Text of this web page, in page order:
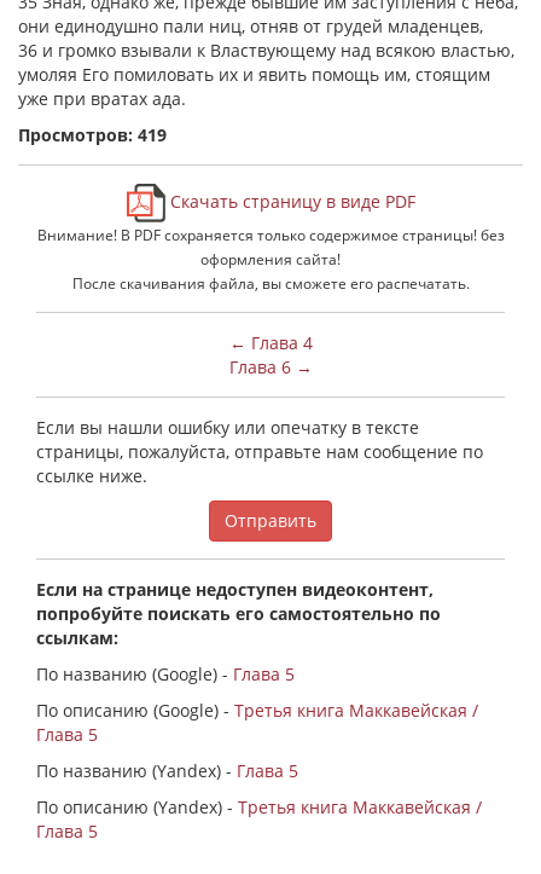
они единодушно пали ниц, отняв от грудей младенцев,
36 и громко взывали к Властвующему над всякою властью,
умоляя Его помиловать их и явить помощь им, стоящим
уже при вратах ада.
Просмотров: 419
Скачать страницу в виде PDF
Внимание! В PDF сохраняется только содержимое страницы! без
оформления сайта!
После скачивания файла, вы сможете его распечатать.
← Глава 4
Глава 6 →
Если вы нашли ошибку или опечатку в тексте
страницы, пожалуйста, отправьте нам сообщение по
ссылке ниже.
Отправить
Если на странице недоступен видеоконтент,
попробуйте поискать его самостоятельно по
ссылкам:
По названию (Google) - Глава 5
По описанию (Google) - Третья книга Маккавейская /
Глава 5
По названию (Yandex) - Глава 5
По описанию (Yandex) - Третья книга Маккавейская /
Глава 5